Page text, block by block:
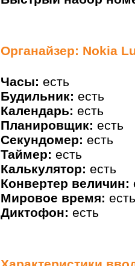
Органайзер: Nokia
Часы: есть
Будильник: есть
Календарь: есть
Планировщик: есть
Секундомер: есть
Таймер: есть
Калькулятор: есть
Конвертер величин:
Мировое время: есть
Диктофон: есть